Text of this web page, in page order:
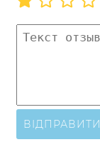
ВІДПРАВИТИ